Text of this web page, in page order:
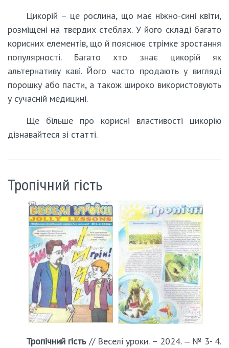
Цикорій – це рослина, що має ніжно-сині квіти,
розміщені на твердих стеблах. У його складі багато
корисних елементів, що й пояснює стрімке зростання
популярності. Багато хто знає цикорій як
альтернативу каві. Його часто продають у вигляді
порошку або пасти, а також широко використовують
у сучасній медицині.
Ще більше про корисні властивості цикорію
дізнавайтеся зі статті.
Тропічний гість
Тропічний гість // Веселі уроки. – 2024. ‒ № 3- 4.